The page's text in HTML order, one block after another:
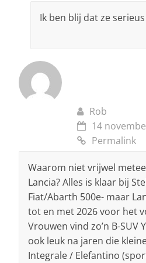
Ik ben blij dat ze
Rob
14
Permalink
Waarom niet vrijwel
Lancia? Alles is klaar bij
Fiat/Abarth 500e- maar
tot en met 2026 voor het
Vrouwen vind zo’n B-SUV
ook leuk na jaren die
Integrale / Elefantino